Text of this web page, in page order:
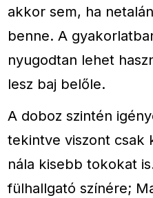
akkor sem, ha
benne. A
nyugodtan lehet
lesz baj belőle.
A doboz szintén
tekintve viszont csak
nála kisebb tokokat
fülhallgató színére;